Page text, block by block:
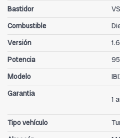
Bastidor
Combustible
Versión
Potencia
Modelo
Garantia
1
Tipo vehículo